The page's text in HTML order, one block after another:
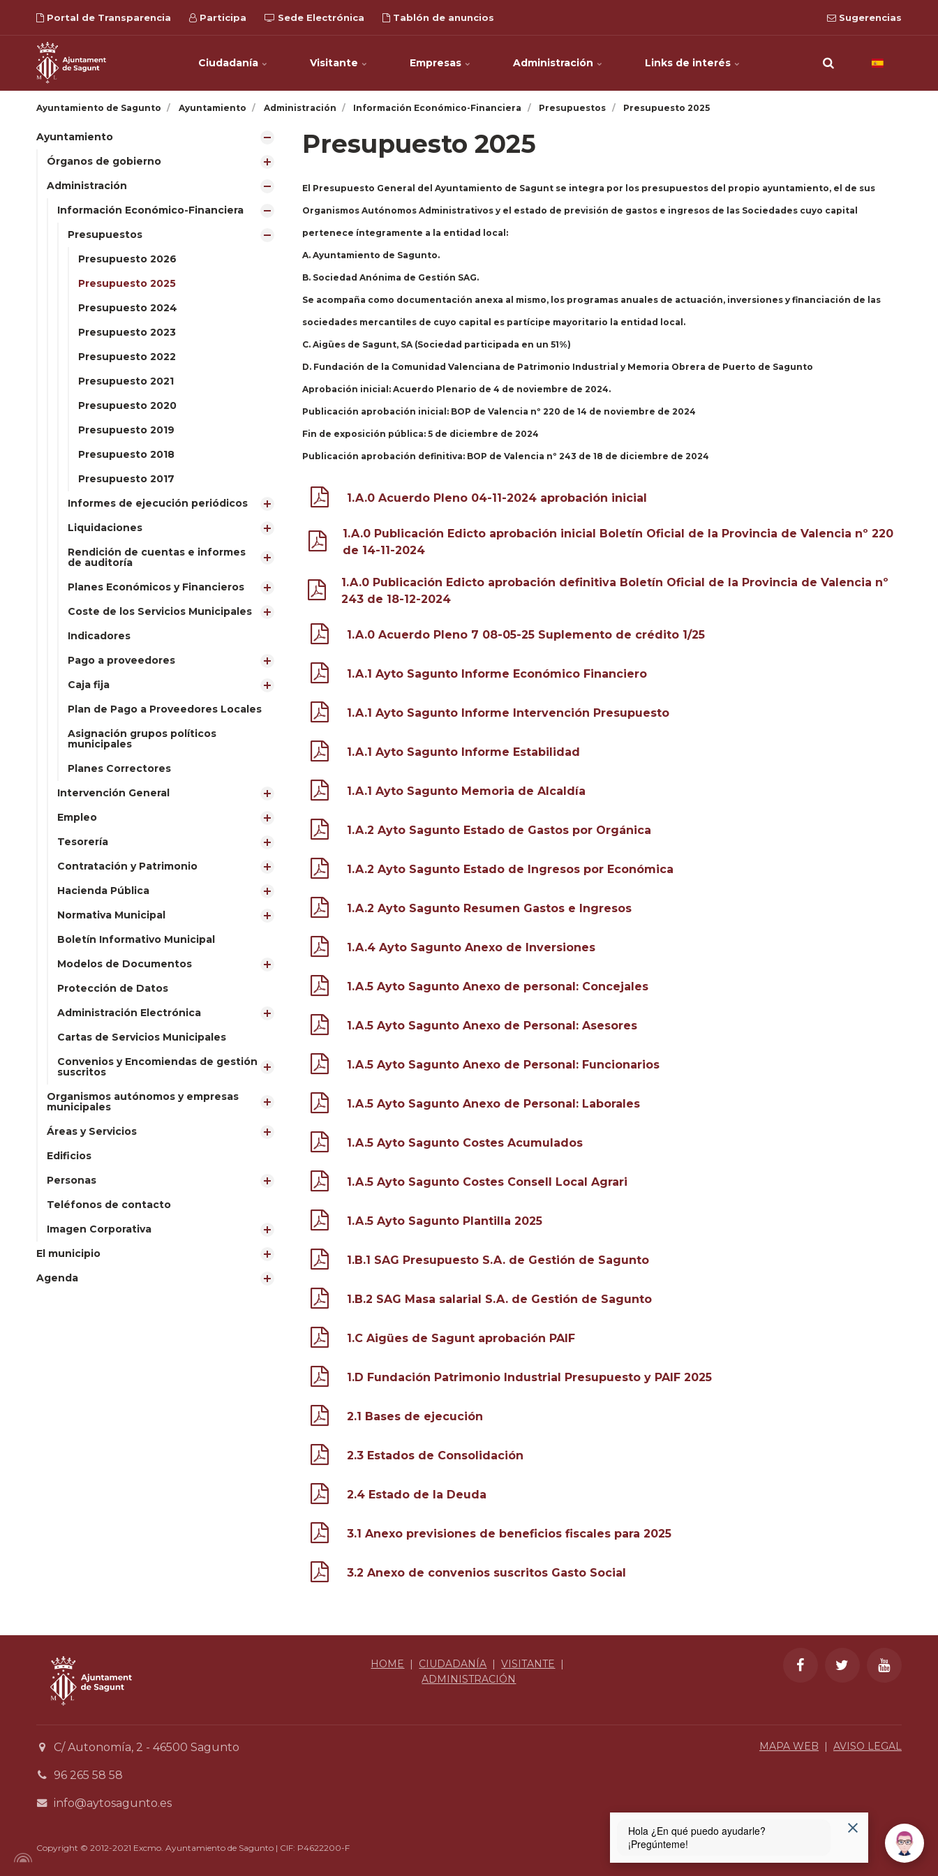
Portal de Transparencia Participa Sede Electrónica Tablón de anuncios Sugerencias
Ciudadanía Visitante Empresas Administración Links de interés
Ayuntamiento de Sagunto Ayuntamiento Administración Información Económico-Financiera Presupuestos Presupuesto 2025
Ayuntamiento
Órganos de gobierno
Administración
Información Económico-Financiera
Presupuestos
Presupuesto 2026
Presupuesto 2025
Presupuesto 2024
Presupuesto 2023
Presupuesto 2022
Presupuesto 2021
Presupuesto 2020
Presupuesto 2019
Presupuesto 2018
Presupuesto 2017
Informes de ejecución periódicos
Liquidaciones
Rendición de cuentas e informes
de auditoría
Planes Económicos y Financieros
Coste de los Servicios Municipales
Indicadores
Pago a proveedores
Caja fija
Plan de Pago a Proveedores Locales
Asignación grupos políticos
municipales
Planes Correctores
Intervención General
Empleo
Tesorería
Contratación y Patrimonio
Hacienda Pública
Normativa Municipal
Boletín Informativo Municipal
Modelos de Documentos
Protección de Datos
Administración Electrónica
Cartas de Servicios Municipales
Convenios y Encomiendas de gestión
suscritos
Organismos autónomos y empresas
municipales
Áreas y Servicios
Edificios
Personas
Teléfonos de contacto
Imagen Corporativa
El municipio
Agenda
Presupuesto 2025
El Presupuesto General del Ayuntamiento de Sagunt se integra por los presupuestos del propio ayuntamiento, el de sus
Organismos Autónomos Administrativos y el estado de previsión de gastos e ingresos de las Sociedades cuyo capital
pertenece íntegramente a la entidad local:
A. Ayuntamiento de Sagunto.
B. Sociedad Anónima de Gestión SAG.
Se acompaña como documentación anexa al mismo, los programas anuales de actuación, inversiones y financiación de las
sociedades mercantiles de cuyo capital es partícipe mayoritario la entidad local.
C. Aigües de Sagunt, SA (Sociedad participada en un 51%)
D. Fundación de la Comunidad Valenciana de Patrimonio Industrial y Memoria Obrera de Puerto de Sagunto
Aprobación inicial: Acuerdo Plenario de 4 de noviembre de 2024.
Publicación aprobación inicial : BOP de Valencia nº 220 de 14 de noviembre de 2024
Fin de exposición pública: 5 de diciembre de 2024
Publicación aprobación definitiva: BOP de Valencia nº 243 de 18 de diciembre de 2024
1.A.0 Acuerdo Pleno 04-11-2024 aprobación inicial
1.A.0 Publicación Edicto aprobación inicial Boletín Oficial de la Provincia de Valencia nº 220
de 14-11-2024
1.A.0 Publicación Edicto aprobación definitiva Boletín Oficial de la Provincia de Valencia nº
243 de 18-12-2024
1.A.0 Acuerdo Pleno 7 08-05-25 Suplemento de crédito 1/25
1.A.1 Ayto Sagunto Informe Económico Financiero
1.A.1 Ayto Sagunto Informe Intervención Presupuesto
1.A.1 Ayto Sagunto Informe Estabilidad
1.A.1 Ayto Sagunto Memoria de Alcaldía
1.A.2 Ayto Sagunto Estado de Gastos por Orgánica
1.A.2 Ayto Sagunto Estado de Ingresos por Económica
1.A.2 Ayto Sagunto Resumen Gastos e Ingresos
1.A.4 Ayto Sagunto Anexo de Inversiones
1.A.5 Ayto Sagunto Anexo de personal: Concejales
1.A.5 Ayto Sagunto Anexo de Personal: Asesores
1.A.5 Ayto Sagunto Anexo de Personal: Funcionarios
1.A.5 Ayto Sagunto Anexo de Personal: Laborales
1.A.5 Ayto Sagunto Costes Acumulados
1.A.5 Ayto Sagunto Costes Consell Local Agrari
1.A.5 Ayto Sagunto Plantilla 2025
1.B.1 SAG Presupuesto S.A. de Gestión de Sagunto
1.B.2 SAG Masa salarial S.A. de Gestión de Sagunto
1.C Aigües de Sagunt aprobación PAIF
1.D Fundación Patrimonio Industrial Presupuesto y PAIF 2025
2.1 Bases de ejecución
2.3 Estados de Consolidación
2.4 Estado de la Deuda
3.1 Anexo previsiones de beneficios fiscales para 2025
3.2 Anexo de convenios suscritos Gasto Social
HOME | CIUDADANÍA |VISITANTE |
ADMINISTRACIÓN
C/ Autonomía, 2 - 46500 Sagunto
96 265 58 58
info@aytosagunto.es
MAPA WEB | AVISO LEGAL
Copyright © 2012-2021 Excmo. Ayuntamiento de Sagunto | CIF: P4622200-F